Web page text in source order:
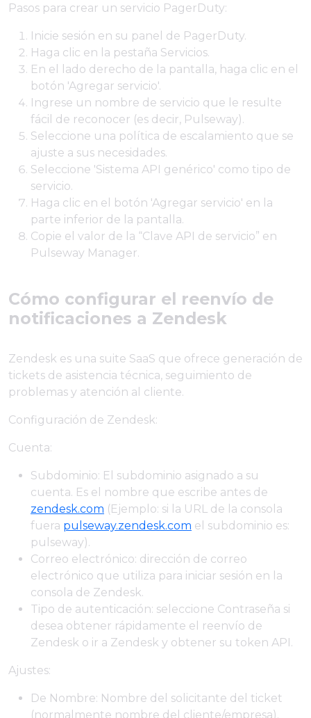
Pasos para crear un servicio PagerDuty:
Inicie sesión en su panel de PagerDuty.
Haga clic en la pestaña Servicios.
En el lado derecho de la pantalla, haga clic en el
botón 'Agregar servicio'.
Ingrese un nombre de servicio que le resulte
fácil de reconocer (es decir, Pulseway).
Seleccione una política de escalamiento que se
ajuste a sus necesidades.
Seleccione 'Sistema API genérico' como tipo de
servicio.
Haga clic en el botón 'Agregar servicio' en la
parte inferior de la pantalla.
Copie el valor de la “Clave API de servicio” en
Pulseway Manager.
Cómo configurar el reenvío de
notificaciones a Zendesk
Zendesk es una suite SaaS que ofrece generación de
tickets de asistencia técnica, seguimiento de
problemas y atención al cliente.
Configuración de Zendesk:
Cuenta:
Subdominio: El subdominio asignado a su
cuenta. Es el nombre que escribe antes de
zendesk.com (Ejemplo: si la URL de la consola
fuera pulseway.zendesk.com el subdominio es:
pulseway).
Correo electrónico: dirección de correo
electrónico que utiliza para iniciar sesión en la
consola de Zendesk.
Tipo de autenticación: seleccione Contraseña si
desea obtener rápidamente el reenvío de
Zendesk o ir a Zendesk y obtener su token API.
Ajustes:
De Nombre: Nombre del solicitante del ticket
(normalmente nombre del cliente/empresa).